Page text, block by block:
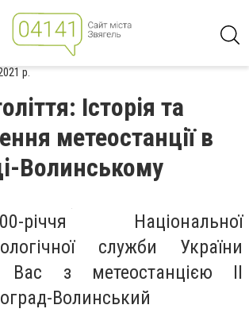
р.
Історія та
метеостанції в
Волинському
Національної
служби України
Вас з метеостанцією ІІ
Волинський